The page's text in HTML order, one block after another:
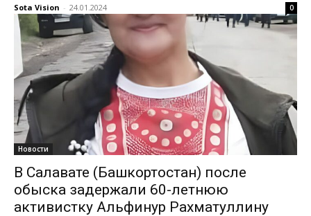
Sota Vision - 24.01.2024 0
Новости
В Салавате (Башкортостан) после
обыска задержали 60-летнюю
активистку Альфинур Рахматуллину